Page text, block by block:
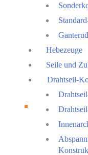
Hebezeuge
Seile und
Drahtseil-